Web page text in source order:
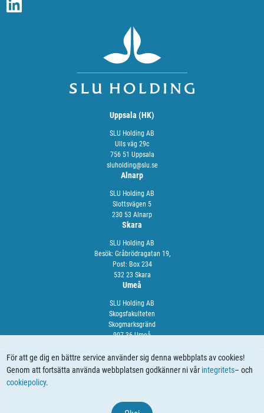
Uppsala (HK)
SLU Holding AB
Ulls väg 29c
756 51 Uppsala
sluholding@slu.se
Alnarp
SLU Holding AB
Slottsvägen 5
230 53 Alnarp
Skara
SLU Holding AB
Besök: Gråbrödragatan 19,
Post: Box 234
532 23 Skara
Umeå
SLU Holding AB
Skogsfakulteten
Skogmarksgränd
907 36 Umeå
OM OSS VÅRA TJÄNSTER NYHETER KALENDARIUM
© 2024 SLU Holding
För att ge dig en bättre service använder sig denna webbplats av cookies!
Genom att fortsätta använda webbplatsen godkänner ni vår integritets– och
cookiepolicy.